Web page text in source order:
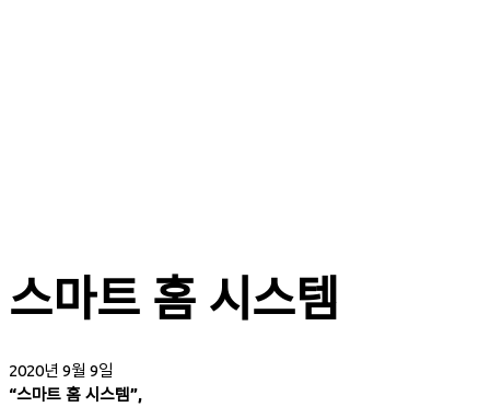
스마트 홈 시스템
2020년 9월 9일
“스마트 홈 시스템”,